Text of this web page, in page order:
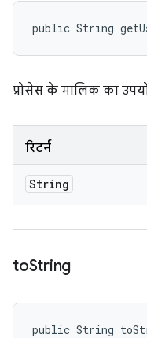
public String
प्रोसेस के मालिक का
रिटर्न
String
toString
public String